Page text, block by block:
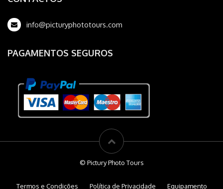
info@picturyphototours.com
PAGAMENTOS SEGUROS
© Pictury Photo Tours
Termos e Condições Política de Privacidade Equipamento